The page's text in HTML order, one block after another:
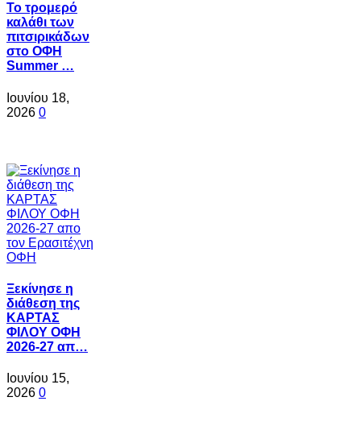
Το τρομερό
καλάθι των
πιτσιρικάδων
στο ΟΦΗ
Summer …
Ιουνίου 18,
2026 0
Ξεκίνησε η
διάθεση της
ΚΑΡΤΑΣ
ΦΙΛΟΥ ΟΦΗ
2026-27 απ…
Ιουνίου 15,
2026 0